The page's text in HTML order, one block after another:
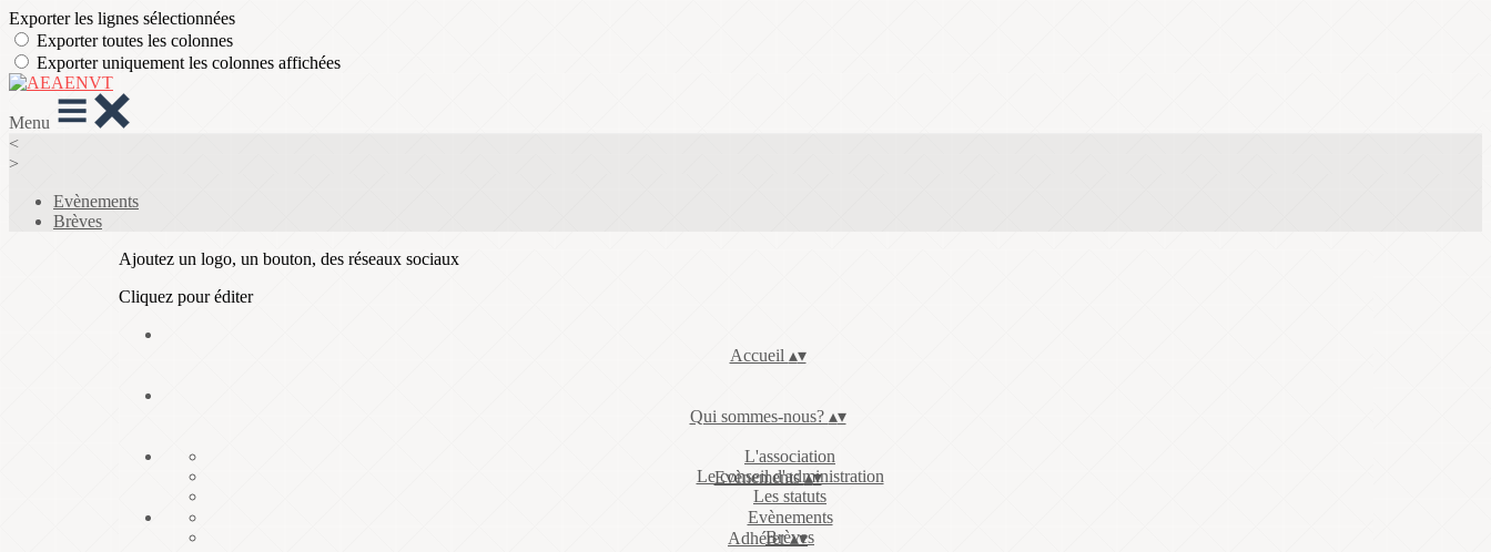
Exporter les lignes sélectionnées
Exporter toutes les colonnes
Exporter uniquement les colonnes affichées
Menu
<
>
Evènements
Brèves
Ajoutez un logo, un bouton, des réseaux sociaux
Cliquez pour éditer
Accueil ▴▾
Qui sommes-nous? ▴▾
L'association
Le conseil d'administration
Les statuts
Evènements▴▾
Evènements
Brèves
Adhérer▴▾